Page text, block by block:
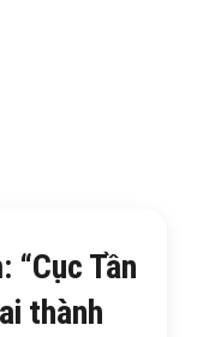
“Cục Tần
thành